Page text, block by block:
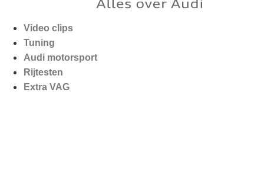
Video clips
Tuning
Audi motorsport
Rijtesten
Extra VAG